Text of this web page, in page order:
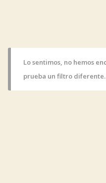
Lo sentimos, no hemos
prueba un filtro diferente.